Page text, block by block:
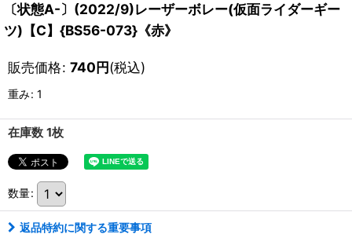
〔状態A-〕(2022/9)レーザーボレー(仮面ライダーギー
ツ)【C】{BS56-073}《赤》
販売価格: 740円(税込)
重み: 1
在庫数 1枚
数量:
返品特約に関する重要事項